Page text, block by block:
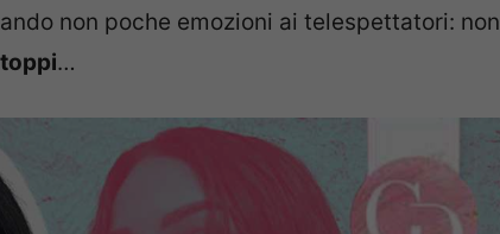
non poche emozioni ai telespettatori: non
…